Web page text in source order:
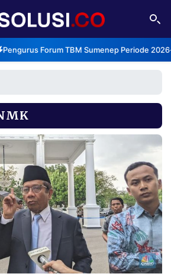
Pengurus Forum TBM Sumenep Periode
TENTANG
IKLAN